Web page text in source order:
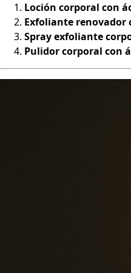
Loción corporal con
Exfoliante renovador
Spray exfoliante
Pulidor corporal con